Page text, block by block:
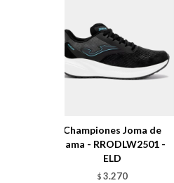
Championes Joma de
dama - RRODLW2501 -
ELD
$ 3.270